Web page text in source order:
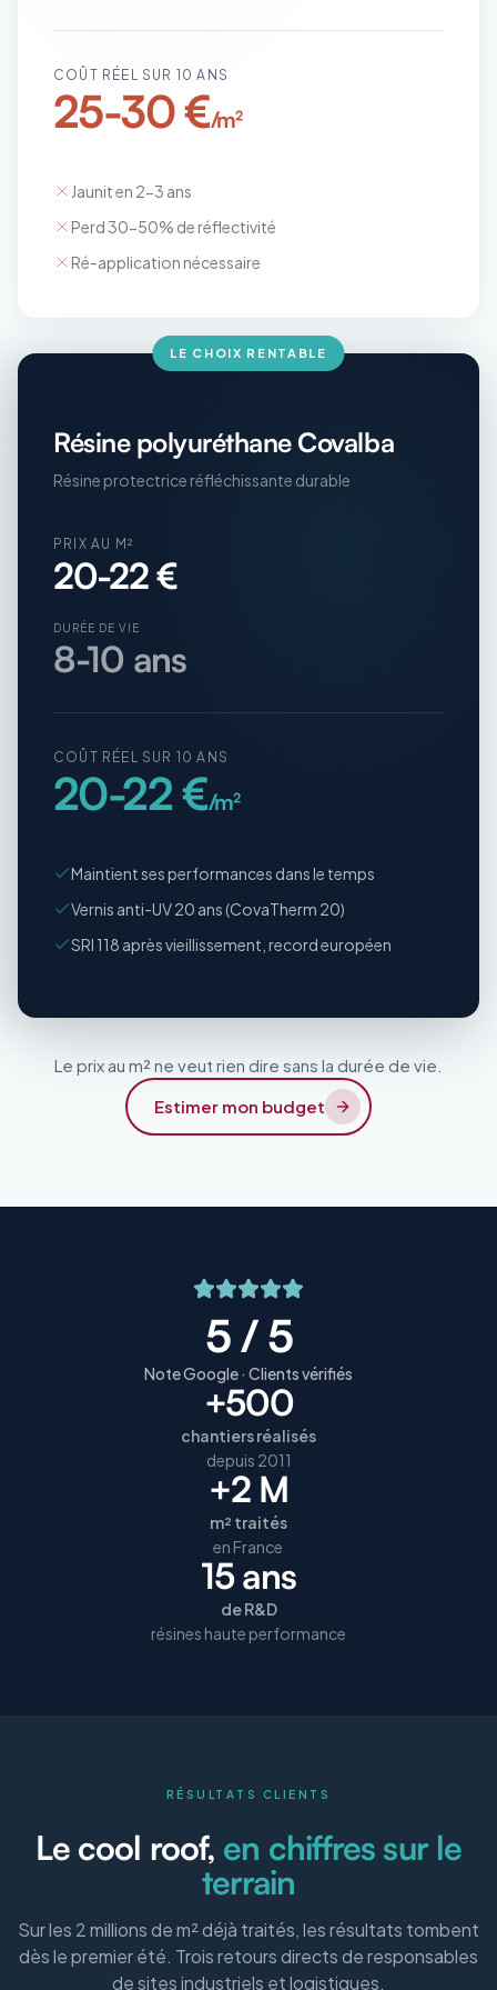
COÛT RÉEL SUR 10 ANS
25-30 €/m²
Jaunit en 2-3 ans
Perd 30-50% de réflectivité
Ré-application nécessaire
LE CHOIX RENTABLE
Résine polyuréthane Covalba
Résine protectrice réfléchissante durable
PRIX AU M²
20-22 €
DURÉE DE VIE
8-10 ans
COÛT RÉEL SUR 10 ANS
20-22 €/m²
Maintient ses performances dans le temps
Vernis anti-UV 20 ans (CovaTherm 20)
SRI 118 après vieillissement, record européen
Le prix au m² ne veut rien dire sans la durée de vie.
Estimer mon budget
5 / 5
Note Google · Clients vérifiés
+500
chantiers réalisés
depuis 2011
+2 M
m² traités
en France
15 ans
de R&D
résines haute performance
RÉSULTATS CLIENTS
Le cool roof, en chiffres sur le
terrain
Sur les 2 millions de m² déjà traités, les résultats tombent
dès le premier été. Trois retours directs de responsables
de sites industriels et logistiques.